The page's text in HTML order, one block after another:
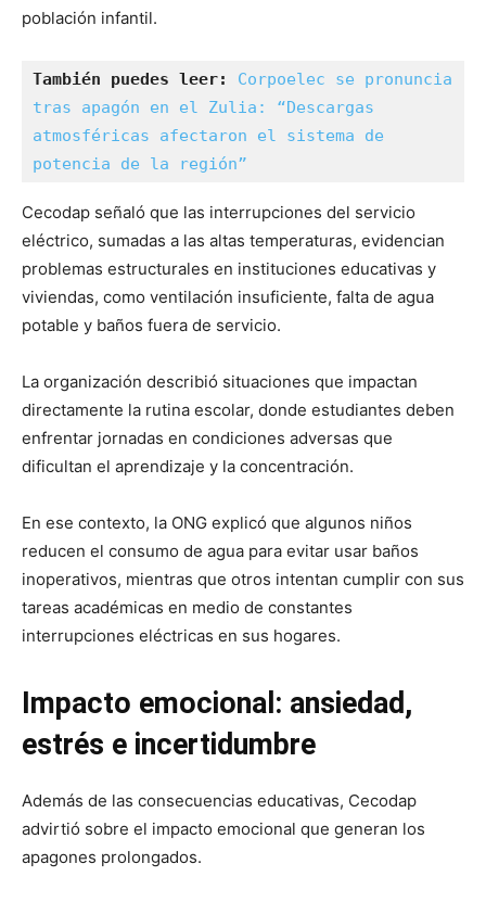
población infantil.
También puedes leer:
Corpoelec se pronuncia
tras apagón en el Zulia: “Descargas
atmosféricas afectaron el sistema de
potencia de la región”
Cecodap señaló que las interrupciones del servicio
eléctrico, sumadas a las altas temperaturas, evidencian
problemas estructurales en instituciones educativas y
viviendas, como ventilación insuficiente, falta de agua
potable y baños fuera de servicio.
La organización describió situaciones que impactan
directamente la rutina escolar, donde estudiantes deben
enfrentar jornadas en condiciones adversas que
dificultan el aprendizaje y la concentración.
En ese contexto, la ONG explicó que algunos niños
reducen el consumo de agua para evitar usar baños
inoperativos, mientras que otros intentan cumplir con sus
tareas académicas en medio de constantes
interrupciones eléctricas en sus hogares.
Impacto emocional: ansiedad,
estrés e incertidumbre
Además de las consecuencias educativas, Cecodap
advirtió sobre el impacto emocional que generan los
apagones prolongados.